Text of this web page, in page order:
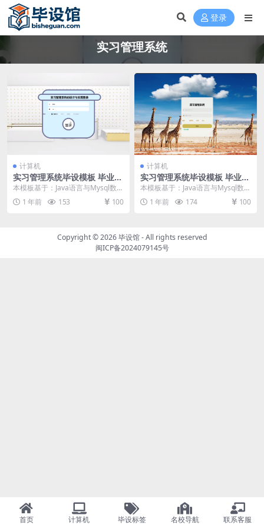
登录
实习管理系统
计算机
实习管理系统毕设模板 毕业设
计模板及毕业论文与PPT
本模板基于：Java语言与Mysql数据
库开发 系统功能的具体实现 前台功
能模块...
1 年前 153 100
计算机
实习管理系统毕设模板 毕业设
计模板及毕业论文
本模板基于：Java语言与Mysql数据
库开发 系统实现 管理员功能模块实
现 管...
1 年前 174 100
Copyright © 2026毕设馆- All rights reserved
闽ICP备2024079145号
首页 计算机 毕设标签 名校导航 联系客服